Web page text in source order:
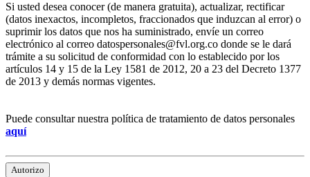
Si usted desea conocer (de manera gratuita), actualizar, rectificar
(datos inexactos, incompletos, fraccionados que induzcan al error) o
suprimir los datos que nos ha suministrado, envíe un correo
electrónico al correo datospersonales@fvl.org.co donde se le dará
trámite a su solicitud de conformidad con lo establecido por los
artículos 14 y 15 de la Ley 1581 de 2012, 20 a 23 del Decreto 1377
de 2013 y demás normas vigentes.
Puede consultar nuestra política de tratamiento de datos personales
aquí
Autorizo